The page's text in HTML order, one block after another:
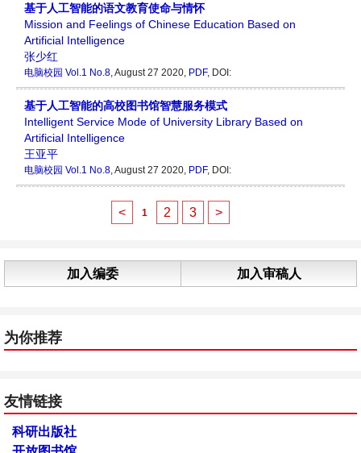
基于人工智能的语文教育使命与情怀
Mission and Feelings of Chinese Education Based on
Artificial Intelligence
张少红
电脑校园 Vol.1 No.8, August 27 2020, PDF, DOI:
基于人工智能的高校图书馆智慧服务模式
Intelligent Service Mode of University Library Based on
Artificial Intelligence
王亚平
电脑校园 Vol.1 No.8, August 27 2020, PDF, DOI:
< 1 2 3 >
加入编委 加入审稿人
为你推荐
友情链接
科研出版社